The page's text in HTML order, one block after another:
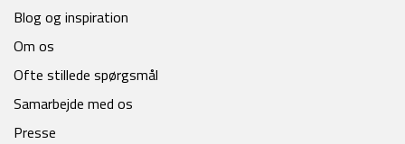
Blog og inspiration
Om os
Ofte stillede spørgsmål
Samarbejde med os
Presse